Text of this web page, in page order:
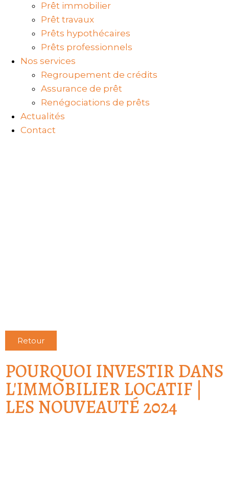
Prêt immobilier
Prêt travaux
Prêts hypothécaires
Prêts professionnels
Nos services
Regroupement de crédits
Assurance de prêt
Renégociations de prêts
Actualités
Contact
Retour
POURQUOI INVESTIR DANS
L'IMMOBILIER LOCATIF |
LES NOUVEAUTÉ 2024